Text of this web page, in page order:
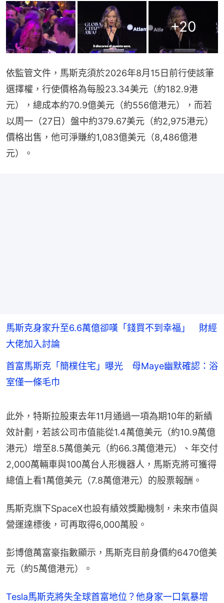
+20
依監管文件，馬斯克須於2026年8月15日前行使該筆
選擇權，行使價格為每股23.34美元（約182.9港
元），總成本約70.9億美元（約556億港元），而若
以周一（27日）盤中約379.67美元（約2,975港元）
價格出售，他可淨賺約1,083億美元（8,486億港
元）。
馬斯克身家升至6.6萬億卻嘆「錢買不到幸福」 財經
大佬加入討論
首富馬斯克「簡樸住宅」曝光 母Maye幽默確認：浴
室僅一條毛巾
此外，特斯拉股東去年11月通過一項為期10年的新績
效計劃，若該公司市值能從1.4萬億美元（約10.9萬億
港元）增至8.5萬億美元（約66.3萬億港元）、年交付
2,000萬輛車與100萬台人形機器人，馬斯克將可獲得
總值上看1萬億美元（7.8萬億港元）的股票報酬。
馬斯克旗下SpaceX也設有績效獎勵機制，未來市值與
營運達標後，可再取得6,000萬股。
彭博億萬富豪指數顯示，馬斯克目前身價約6470億美
元（約5萬億港元）。
Tesla馬斯克將失全球首富地位？他身家一口氣暴增